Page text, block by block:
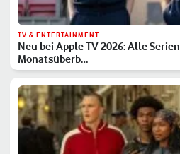
TV & ENTERTAINMENT
Neu bei Apple TV 2026: Alle
Monatsüberb…